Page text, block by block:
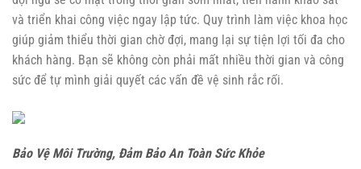
và triển khai công việc ngay lập tức. Quy trình làm việc khoa học
giúp giảm thiểu thời gian chờ đợi, mang lại sự tiện lợi tối đa cho
khách hàng. Bạn sẽ không còn phải mất nhiều thời gian và công
sức để tự mình giải quyết các vấn đề vệ sinh rắc rối.
Bảo Vệ Môi Trường, Đảm Bảo An Toàn Sức Khỏe